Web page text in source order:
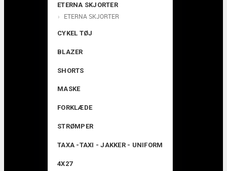
ETERNA SKJORTER
ETERNA SKJORTER
CYKEL TØJ
BLAZER
SHORTS
MASKE
FORKLÆDE
STRØMPER
TAXA -TAXI - JAKKER - UNIFORM
4X27